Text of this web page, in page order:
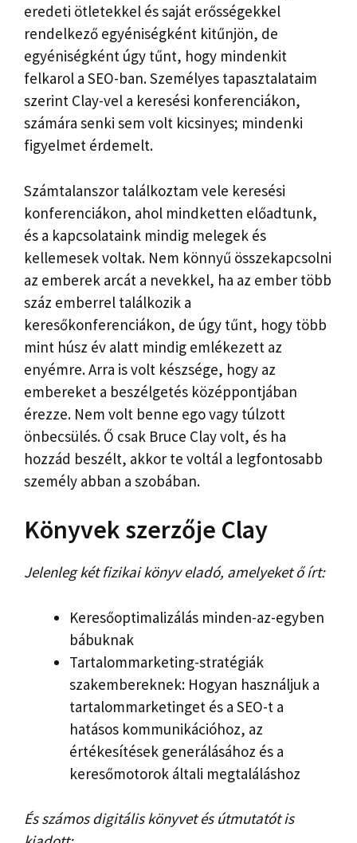
eredeti ötletekkel és saját erősségekkel
rendelkező egyéniségként kitűnjön, de
egyéniségként úgy tűnt, hogy mindenkit
felkarol a SEO-ban. Személyes tapasztalataim
szerint Clay-vel a keresési konferenciákon,
számára senki sem volt kicsinyes; mindenki
figyelmet érdemelt.
Számtalanszor találkoztam vele keresési
konferenciákon, ahol mindketten előadtunk,
és a kapcsolataink mindig melegek és
kellemesek voltak. Nem könnyű összekapcsolni
az emberek arcát a nevekkel, ha az ember több
száz emberrel találkozik a
keresőkonferenciákon, de úgy tűnt, hogy több
mint húsz év alatt mindig emlékezett az
enyémre. Arra is volt készsége, hogy az
embereket a beszélgetés középpontjában
érezze. Nem volt benne ego vagy túlzott
önbecsülés. Ő csak Bruce Clay volt, és ha
hozzád beszélt, akkor te voltál a legfontosabb
személy abban a szobában.
Könyvek szerzője Clay
Jelenleg két fizikai könyv eladó, amelyeket ő írt:
Keresőoptimalizálás minden-az-egyben
bábuknak
Tartalommarketing-stratégiák
szakembereknek: Hogyan használjuk a
tartalommarketinget és a SEO-t a
hatásos kommunikációhoz, az
értékesítések generálásához és a
keresőmotorok általi megtaláláshoz
És számos digitális könyvet és útmutatót is